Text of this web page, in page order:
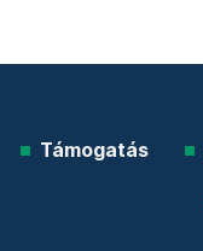
Támogatás